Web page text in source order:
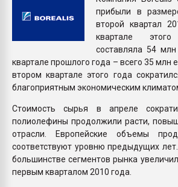
прибыли в
второй квартал
квартале
составляла 54
квартале прошлого года – всего 35 млн
втором квартале этого года
благоприятным экономическим
Стоимость сырья в апреле
полиолефины продолжили расти,
отрасли. Европейские объемы
соответствуют уровню предыдущих
большинстве сегментов рынка
первым кварталом 2010 года.